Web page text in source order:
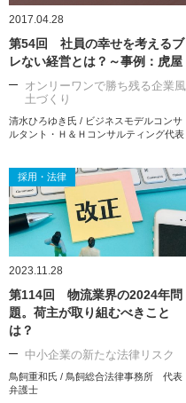
2017.04.28
第54回 社員の幸せを考えるブ
レない経営とは？～事例：虎屋
オンリーワンで勝ち残る企業風
土づくり
清水ひろゆき氏 / ビジネスモデルコンサ
ルタント・Ｈ＆Ｈコンサルティング代表
採用・法律
2023.11.28
第114回 物流業界の2024年問
題。荷主が取り組むべきこと
は？
中小企業の新たな法律リスク
鳥飼重和氏 / 鳥飼総合法律事務所 代表
弁護士